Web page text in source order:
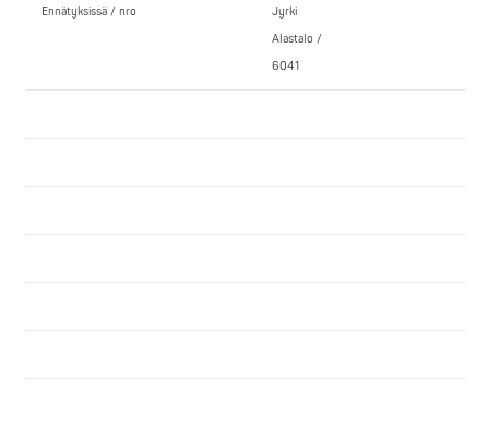
Ennätyksissä / nro
Jyrki
Alastalo /
6041